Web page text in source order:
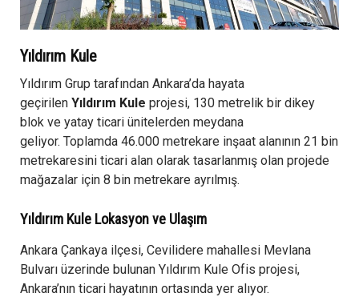
Yıldırım Kule
Yıldırım Grup tarafından Ankara’da hayata
geçirilen Yıldırım Kule projesi, 130 metrelik bir dikey
blok ve yatay ticari ünitelerden meydana
geliyor. Toplamda 46.000 metrekare inşaat alanının 21 bin
metrekaresini ticari alan olarak tasarlanmış olan projede
mağazalar için 8 bin metrekare ayrılmış.
Yıldırım Kule Lokasyon ve Ulaşım
Ankara Çankaya ilçesi, Cevilidere mahallesi Mevlana
Bulvarı üzerinde bulunan Yıldırım Kule Ofis projesi,
Ankara’nın ticari hayatının ortasında yer alıyor.